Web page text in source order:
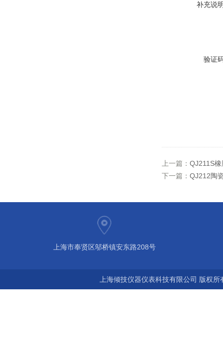
补充说
验证
上一篇： QJ211S
下一篇： QJ212陶
上海市奉贤区邬桥镇安东路208号
上海倾技仪器仪表科技有限公司 版权